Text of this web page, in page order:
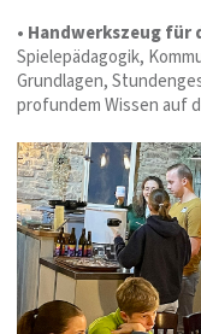
• Handwerkszeug für
Spielepädagogik,
Grundlagen,
profundem Wissen auf